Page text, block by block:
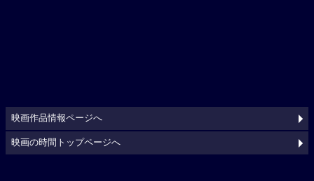
映画作品情報ページへ
映画の時間トップページへ